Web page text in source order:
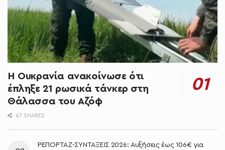
Η Ουκρανία ανακοίνωσε ότι
έπληξε 21 ρωσικά τάνκερ στη
Θάλασσα του Αζόφ
67 SHARES
ΡΕΠΟΡΤΑΖ-ΣΥΝΤΑΞΕΙΣ 2026: Αυξήσεις έως 106€ για